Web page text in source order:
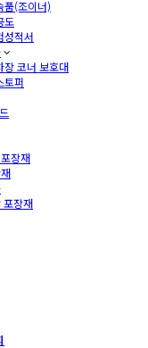
품(조이너)
도
성적서
장 코너 보호대
토퍼
장재
포장재